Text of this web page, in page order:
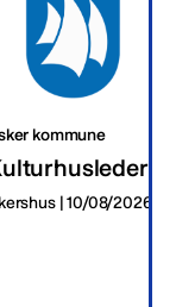
kommune
| 10/08/2026